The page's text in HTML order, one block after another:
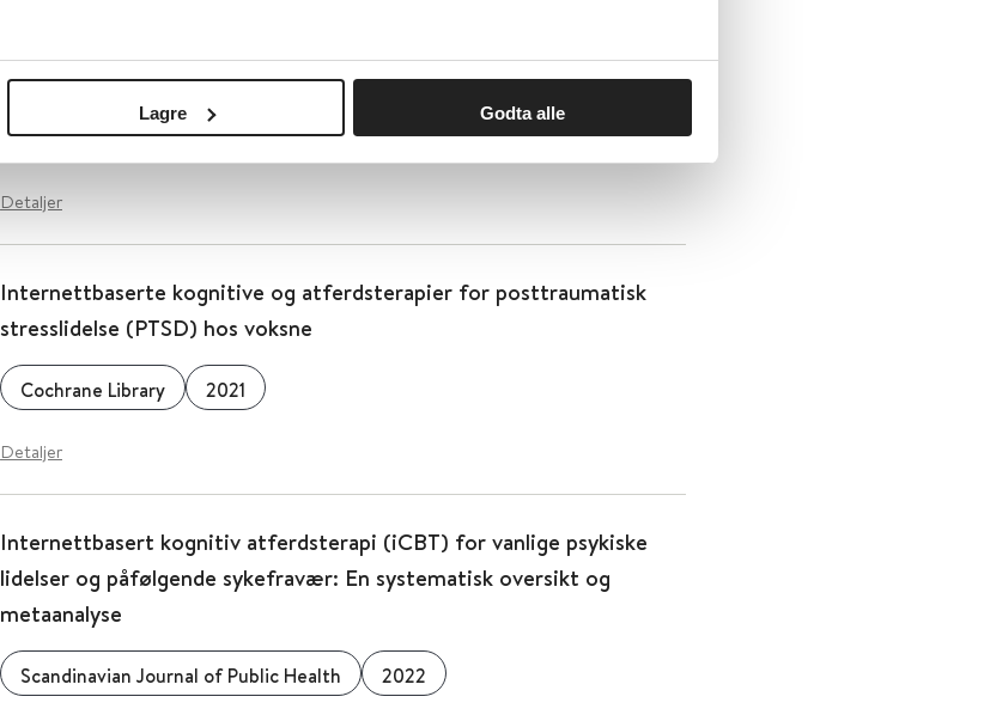
Lagre Godta alle
Internettbaserte tiltak for røykeslutt
Cochrane Library 2020
Detaljer
Internettbaserte kognitive og atferdsterapier for posttraumatisk
stresslidelse (PTSD) hos voksne
Cochrane Library 2021
Detaljer
Internettbasert kognitiv atferdsterapi (iCBT) for vanlige psykiske
lidelser og påfølgende sykefravær: En systematisk oversikt og
metaanalyse
Scandinavian Journal of Public Health 2022